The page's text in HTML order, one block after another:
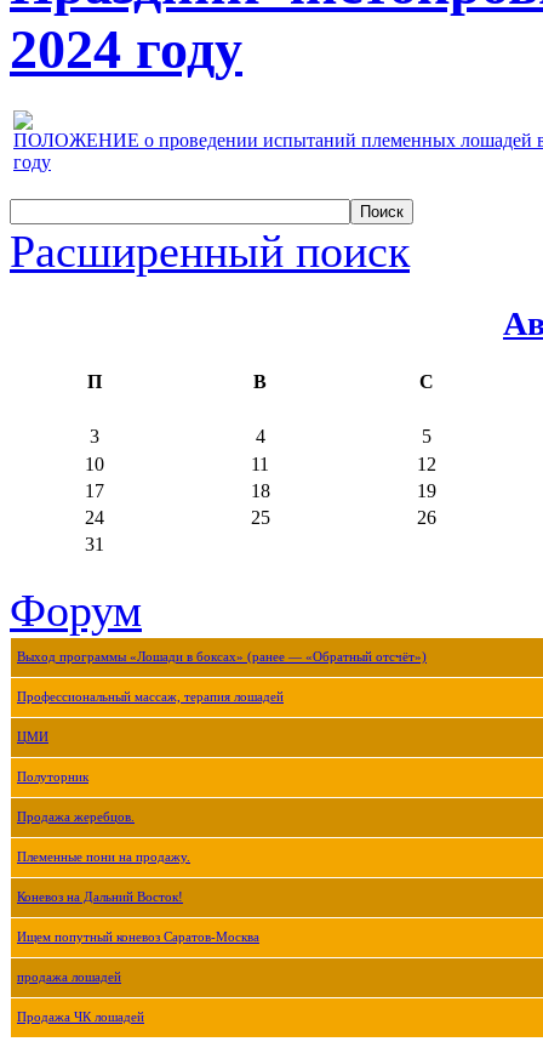
2024 году
ПОЛОЖЕНИЕ о проведении испытаний племенных лошадей
году
Расширенный поиск
П В С
3 4
5
10
11
12
17
18
19
24
25
26
31
Форум
Выход программы «Лошади в боксах» (ранее — «Обратный отсчёт»)
Профессиональный массаж, терапия лошадей
ЦМИ
Полуторник
Продажа жеребцов.
Племенные пони на продажу.
Коневоз на Дальний Восток!
Ищем попутный коневоз Саратов-Москва
продажа лошадей
Продажа ЧК лошадей